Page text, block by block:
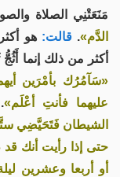
مَنَعَتْنِي الصلاة
الدَّم». قالت: هو
أكثر من ذلك إنما أَثُجُّ
«سَآمُرُك بأمْرَين
عليهما فأنتِ أعْلَم».
الشيطان فَتَحَيَّضِي
حتى إذا رأيت أنك
أو أربعا وعشرين